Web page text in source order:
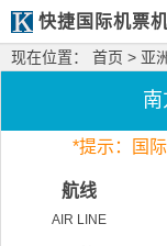
快捷国际机票
现在位置： 首页 > 亚
南
*提示：国
航线
AIR LINE